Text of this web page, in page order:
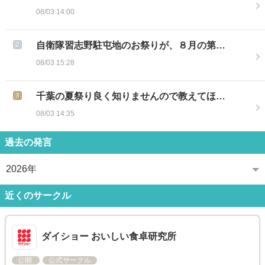
08/03 14:00
自衛隊習志野駐屯地のお祭りが、８月の第…
08/03 15:28
千葉の夏祭り良く知りませんので教えてほ…
08/03 14:35
過去の発言
2026年
近くのサークル
ダイショー おいしい食卓研究所
公開 公式サークル